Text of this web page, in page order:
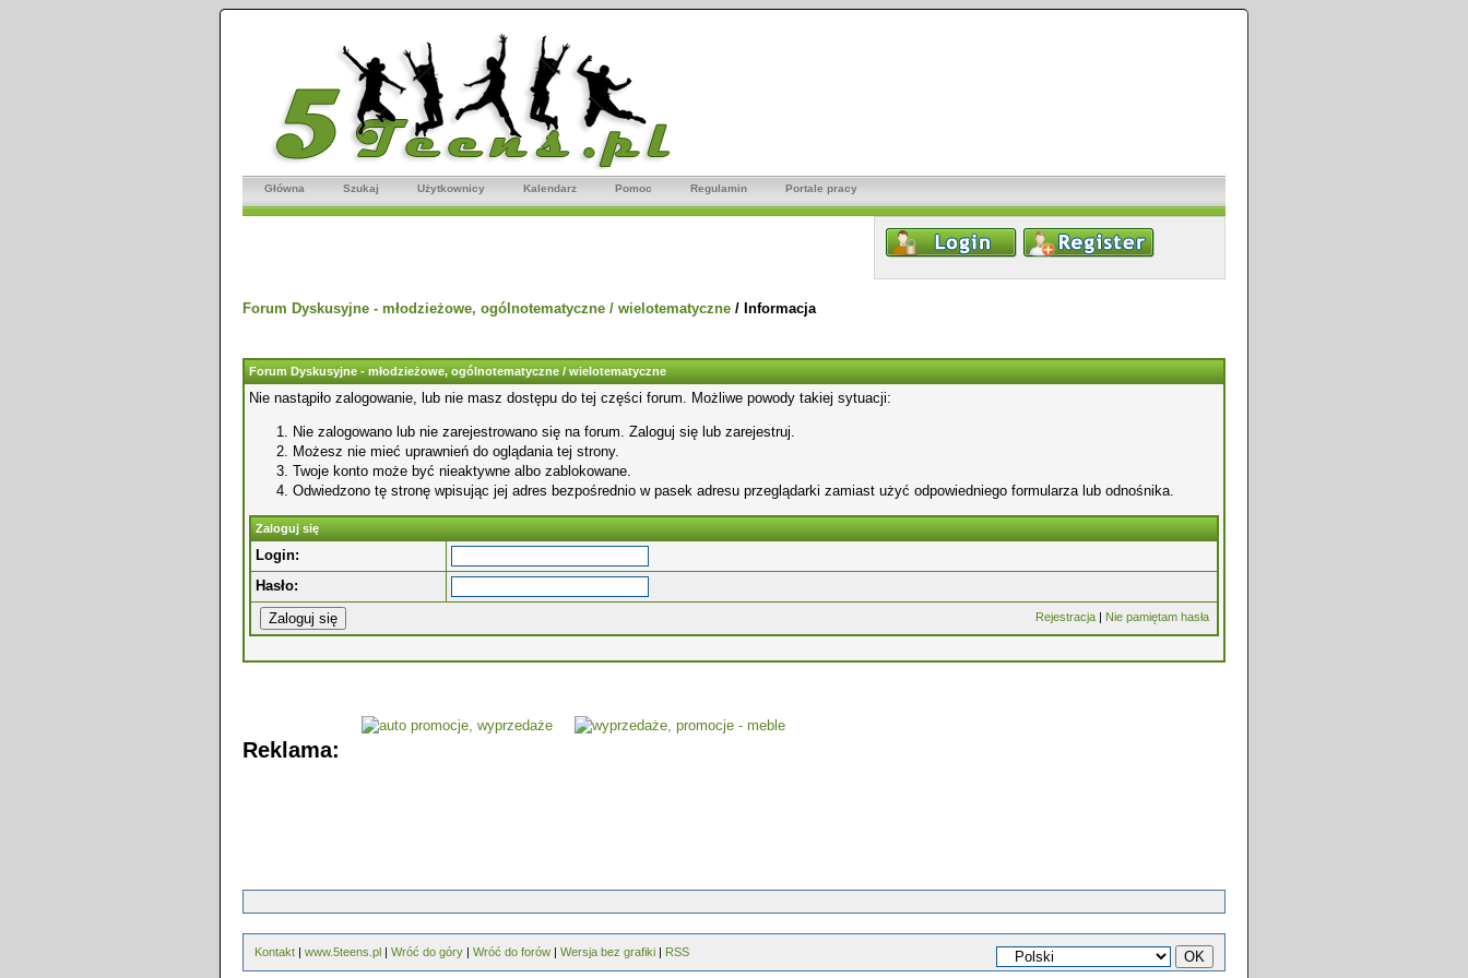
Główna Szukaj Użytkownicy Kalendarz Pomoc Regulamin Portale pracy
Forum Dyskusyjne - młodzieżowe, ogólnotematyczne / wielotematyczne / Informacja
Forum Dyskusyjne - młodzieżowe, ogólnotematyczne / wielotematyczne
Nie nastąpiło zalogowanie, lub nie masz dostępu do tej części forum. Możliwe powody takiej sytuacji:
Nie zalogowano lub nie zarejestrowano się na forum. Zaloguj się lub zarejestruj.
Możesz nie mieć uprawnień do oglądania tej strony.
Twoje konto może być nieaktywne albo zablokowane.
Odwiedzono tę stronę wpisując jej adres bezpośrednio w pasek adresu przeglądarki zamiast użyć odpowiedniego formularza lub odnośnika.
Zaloguj się
Login:
Hasło:
Rejestracja | Nie pamiętam hasła
Reklama:
Kontakt | www.5teens.pl | Wróć do góry | Wróć do forów | Wersja bez grafiki | RSS